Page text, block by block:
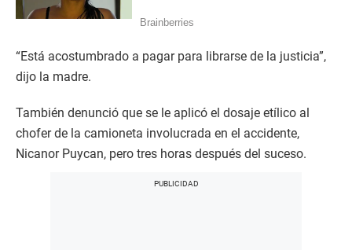
“Está acostumbrado a pagar para librarse de la justicia”,
dijo la madre.
También denunció que se le aplicó el dosaje etílico al
chofer de la camioneta involucrada en el accidente,
Nicanor Puycan, pero tres horas después del suceso.